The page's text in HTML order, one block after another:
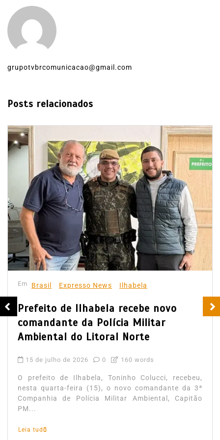
grupotvbrcomunicacao@gmail.com
Posts relacionados
Em Brasil Expresso News Ilhabela
Prefeito de Ilhabela recebe novo
comandante da Polícia Militar
Ambiental do Litoral Norte
15 de julho de 2026 0 160 words
O prefeito de Ilhabela, Toninho Colucci, recebeu,
nesta quarta-feira (15), o novo comandante da 3ª
Companhia de Polícia Militar Ambiental, Capitão
PM...
Leia tudo